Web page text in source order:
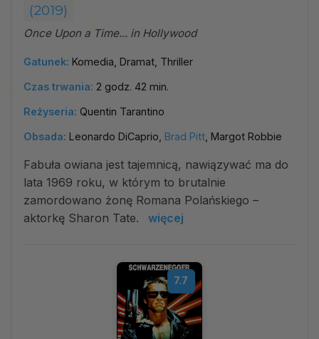
(2019)
Once Upon a Time... in Hollywood
Gatunek: Komedia, Dramat, Thriller
Czas trwania: 2 godz. 42 min.
Reżyseria: Quentin Tarantino
Obsada: Leonardo DiCaprio, Brad Pitt , Margot Robbie
Fabuła owiana jest tajemnicą, nawiązywać ma do
lata 1969 roku, w którym to brutalnie
zamordowano żonę Romana Polańskiego –
aktorkę Sharon Tate.
więcej
7.7